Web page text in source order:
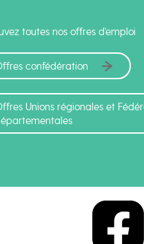
toutes nos offres d'emploi
confédération
Unions régionales et